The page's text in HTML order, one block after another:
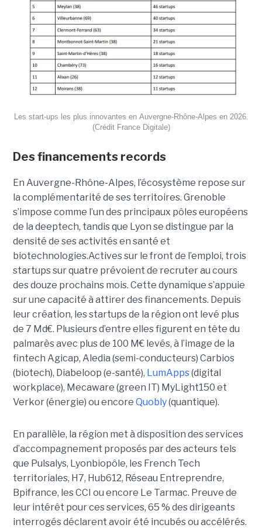
Les start-ups les plus innovantes en Auvergne-Rhône-Alpes en 2026.
(Crédit France Digitale)
Des financements records
En Auvergne-Rhône-Alpes, l’écosystème repose sur
la complémentarité de ses territoires. Grenoble
s’impose comme l’un des principaux pôles européens
de la deeptech, tandis que Lyon se distingue par la
densité de ses activités en santé et
biotechnologies.Actives sur le front de l’emploi, trois
startups sur quatre prévoient de recruter au cours
des douze prochains mois. Cette dynamique s’appuie
sur une capacité à attirer des financements. Depuis
leur création, les startups de la région ont levé plus
de 7 Md€. Plusieurs d’entre elles figurent en tête du
palmarès avec plus de 100 M€ levés, à l’image de la
fintech Agicap, Aledia (semi-conducteurs) Carbios
(biotech), Diabeloop (e-santé), LumApps(digital
workplace), Mecaware (green IT) MyLight150 et
Verkor (énergie) ou encore Quobly(quantique).
En parallèle, la région met à disposition des services
d’accompagnement proposés par des acteurs tels
que Pulsalys, Lyonbiopôle, les French Tech
territoriales, H7, Hub612, Réseau Entreprendre,
Bpifrance, les CCI ou encore Le Tarmac. Preuve de
leur intérêt pour ces services, 65 % des dirigeants
interrogés déclarent avoir été incubés ou accélérés.